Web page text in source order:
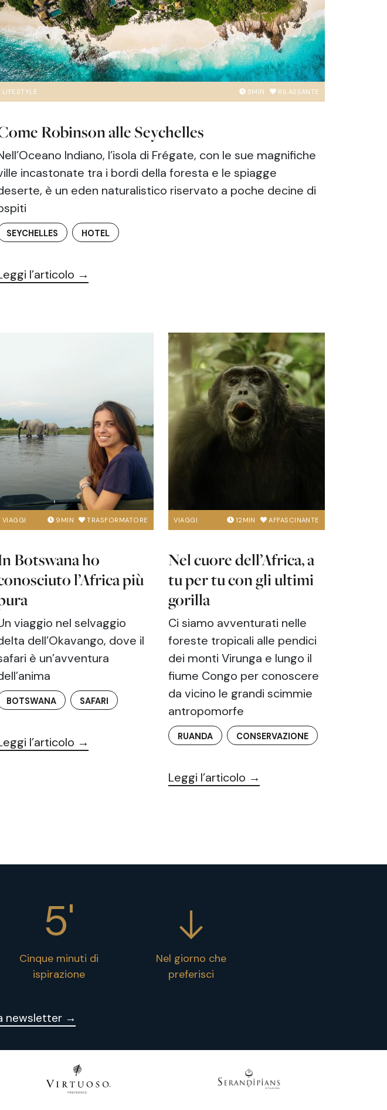
LIFESTYLE 5MIN RILASSANTE
Robinson alle Seychelles
Indiano, l’isola di Frégate, con le sue magnifiche
incastonate tra i bordi della foresta e le spiagge
è un eden naturalistico riservato a poche decine di
SEYCHELLES HOTEL
l’articolo →
VIAGGI 9 MIN TRASFORMATORE
Botswana ho
l’Africa più
viaggio nel selvaggio
dell’Okavango, dove il
è un’avventura
BOTSWANA SAFARI
l’articolo →
VIAGGI 12 MIN AFFASCINANTE
Nel cuore dell’Africa, a
tu per tu con gli ultimi
gorilla
Ci siamo avventurati nelle
foreste tropicali alle pendici
dei monti Virunga e lungo il
fiume Congo per conoscere
da vicino le grandi scimmie
antropomorfe
RUANDA CONSERVAZIONE
Leggi l’articolo →
5'
Cinque minuti di
ispirazione
Nel giorno che
preferisci
newsletter →